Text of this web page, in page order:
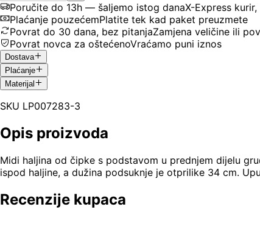
Poručite do 13h — šaljemo istog danaX-Express
Plaćanje pouzećemPlatite tek kad paket preuzmete
Povrat do 30 dana, bez pitanjaZamjena veličine ili
Povrat novca za oštećenoVraćamo puni iznos
Dostava
Plaćanje
Materijal
SKU LP007283-3
Opis proizvoda
Midi haljina od čipke s podstavom u prednjem dijelu
ispod haljine, a dužina podsuknje je otprilike 34 cm.
Recenzije kupaca